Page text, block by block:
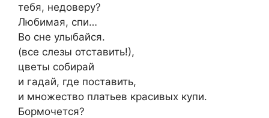
тебя, недоверу?
Любимая, спи…
Во сне улыбайся.
(все слезы отставить!),
цветы собирай
и гадай, где поставить,
и множество платьев красивых купи.
Бормочется?